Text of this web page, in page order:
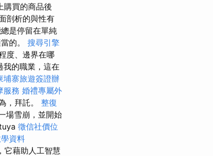
購買的商品後
剖析的與性有
是停留在單純
的。 搜尋引擎
度、邊界在哪
我的職業，這在
埔寨旅遊簽證辦
服務 婚禮專屬外
，拜託。 整復
場雪崩，並開始
徵信社價位
資料
它藉助人工智慧